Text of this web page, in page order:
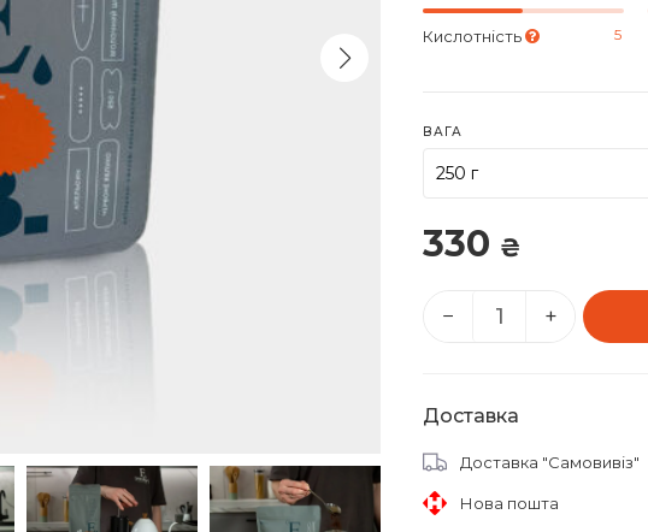
5
Кислотність
ВАГА
330 ₴
+
−
Доставка
Доставка "Самовивіз"
Нова пошта